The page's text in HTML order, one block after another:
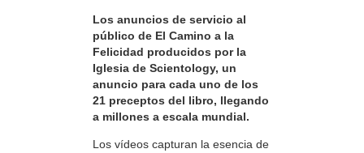
Los anuncios de servicio al
público de El Camino a la
Felicidad producidos por la
Iglesia de Scientology, un
anuncio para cada uno de los
21 preceptos del libro, llegando
a millones a escala mundial.
Los vídeos capturan la esencia de